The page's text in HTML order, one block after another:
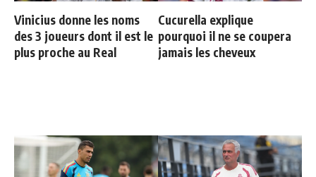
Vinicius donne les noms
des 3 joueurs dont il est le
plus proche au Real
Cucurella explique
pourquoi il ne se coupera
jamais les cheveux